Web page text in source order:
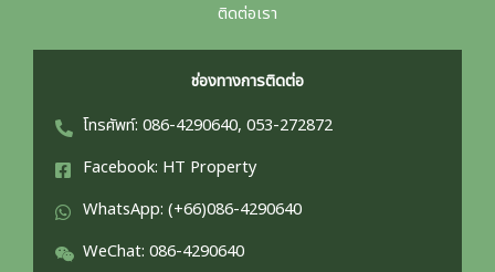
ติดต่อเรา
ช่องทางการติดต่อ
โทรศัพท์: 086-4290640, 053-272872
Facebook: HT Property
WhatsApp: (+66)086-4290640
WeChat: 086-4290640